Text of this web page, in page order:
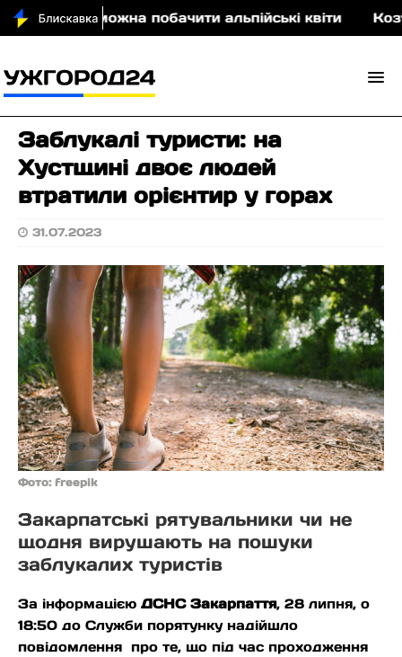
можна побачити альпійські квіти
Заблукалі туристи: на
Хустщині двоє людей
втратили орієнтир у горах
31.07.2023
Фото: freepik
Закарпатські рятувальники чи не
щодня вирушають на пошуки
заблукалих туристів
За інформацією ДСНС Закарпаття, 28 липня, о
18:50 до Служби порятунку надійшло
повідомлення про те, що під час проходження